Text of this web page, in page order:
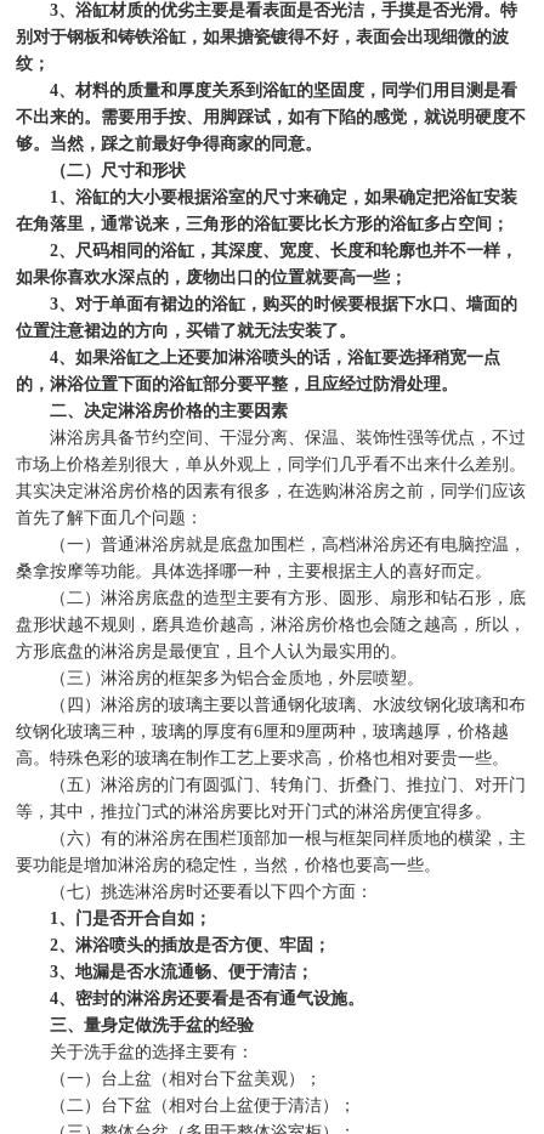
3、浴缸材质的优劣主要是看表面是否光洁，手摸是否光滑。特
别对于钢板和铸铁浴缸，如果搪瓷镀得不好，表面会出现细微的波
纹；
4、材料的质量和厚度关系到浴缸的坚固度，同学们用目测是看
不出来的。需要用手按、用脚踩试，如有下陷的感觉，就说明硬度不
够。当然，踩之前最好争得商家的同意。
（二）尺寸和形状
1、浴缸的大小要根据浴室的尺寸来确定，如果确定把浴缸安装
在角落里，通常说来，三角形的浴缸要比长方形的浴缸多占空间；
2、尺码相同的浴缸，其深度、宽度、长度和轮廓也并不一样，
如果你喜欢水深点的，废物出口的位置就要高一些；
3、对于单面有裙边的浴缸，购买的时候要根据下水口、墙面的
位置注意裙边的方向，买错了就无法安装了。
4、如果浴缸之上还要加淋浴喷头的话，浴缸要选择稍宽一点
的，淋浴位置下面的浴缸部分要平整，且应经过防滑处理。
二、决定淋浴房价格的主要因素
淋浴房具备节约空间、干湿分离、保温、装饰性强等优点，不过
市场上价格差别很大，单从外观上，同学们几乎看不出来什么差别。
其实决定淋浴房价格的因素有很多，在选购淋浴房之前，同学们应该
首先了解下面几个问题：
（一）普通淋浴房就是底盘加围栏，高档淋浴房还有电脑控温，
桑拿按摩等功能。具体选择哪一种，主要根据主人的喜好而定。
（二）淋浴房底盘的造型主要有方形、圆形、扇形和钻石形，底
盘形状越不规则，磨具造价越高，淋浴房价格也会随之越高，所以，
方形底盘的淋浴房是最便宜，且个人认为最实用的。
（三）淋浴房的框架多为铝合金质地，外层喷塑。
（四）淋浴房的玻璃主要以普通钢化玻璃、水波纹钢化玻璃和布
纹钢化玻璃三种，玻璃的厚度有6厘和9厘两种，玻璃越厚，价格越
高。特殊色彩的玻璃在制作工艺上要求高，价格也相对要贵一些。
（五）淋浴房的门有圆弧门、转角门、折叠门、推拉门、对开门
等，其中，推拉门式的淋浴房要比对开门式的淋浴房便宜得多。
（六）有的淋浴房在围栏顶部加一根与框架同样质地的横梁，主
要功能是增加淋浴房的稳定性，当然，价格也要高一些。
（七）挑选淋浴房时还要看以下四个方面：
1、门是否开合自如；
2、淋浴喷头的插放是否方便、牢固；
3、地漏是否水流通畅、便于清洁；
4、密封的淋浴房还要看是否有通气设施。
三、量身定做洗手盆的经验
关于洗手盆的选择主要有：
（一）台上盆（相对台下盆美观）；
（二）台下盆（相对台上盆便于清洁）；